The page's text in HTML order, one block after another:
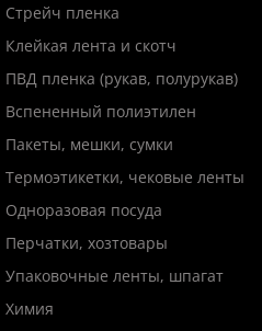
Стрейч пленка
Клейкая лента и скотч
ПВД пленка (рукав, полурукав)
Вспененный полиэтилен
Пакеты, мешки, сумки
Термоэтикетки, чековые ленты
Одноразовая посуда
Перчатки, хозтовары
Упаковочные ленты, шпагат
Химия